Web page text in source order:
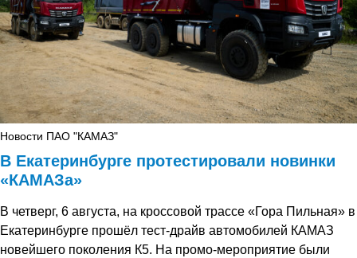
Новости ПАО "КАМАЗ"
В Екатеринбурге протестировали новинки
«КАМАЗа»
В четверг, 6 августа, на кроссовой трассе «Гора Пильная» в
Екатеринбурге прошёл тест-драйв автомобилей КАМАЗ
новейшего поколения К5. На промо-мероприятие были